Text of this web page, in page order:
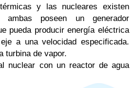
y las nucleares existen
ambas poseen un generador
pueda producir energía eléctrica
a una velocidad especificada.
turbina de vapor.
nuclear con un reactor de agua